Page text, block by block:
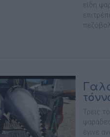
είδη
Τρεις
έγινε